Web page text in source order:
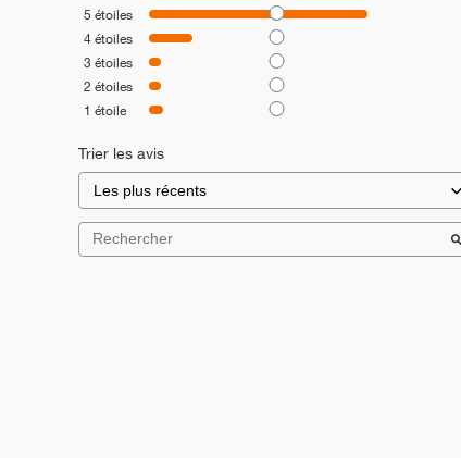
5 étoiles
4étoiles
3 étoiles
2 étoiles
1 étoile
Trier les avis